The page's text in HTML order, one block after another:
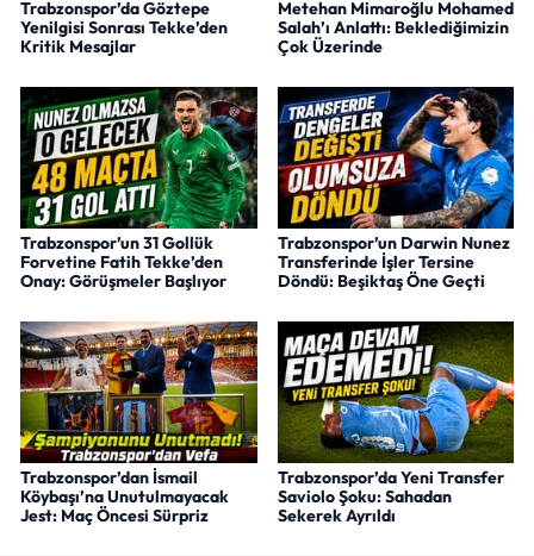
Trabzonspor’da Göztepe
Yenilgisi Sonrası Tekke’den
Kritik Mesajlar
Metehan Mimaroğlu Mohamed
Salah’ı Anlattı: Beklediğimizin
Çok Üzerinde
Trabzonspor’un 31 Gollük
Forvetine Fatih Tekke’den
Onay: Görüşmeler Başlıyor
Trabzonspor’un Darwin Nunez
Transferinde İşler Tersine
Döndü: Beşiktaş Öne Geçti
Trabzonspor’dan İsmail
Köybaşı’na Unutulmayacak
Jest: Maç Öncesi Sürpriz
Trabzonspor’da Yeni Transfer
Saviolo Şoku: Sahadan
Sekerek Ayrıldı